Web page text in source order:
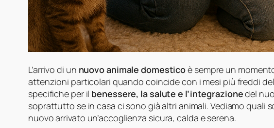
L’arrivo di un nuovo animale domesticoè sempre un
attenzioni particolari quando coincide con i mesi più freddi
specifiche per il benessere, la salute e l’integrazionedel
soprattutto se in casa ci sono già altri animali. Vediamo quali
nuovo arrivato un’accoglienza sicura, calda e serena.